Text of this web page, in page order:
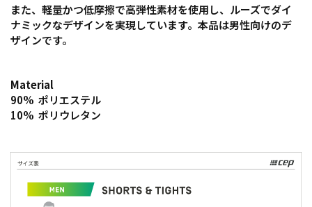
また、軽量かつ低摩擦で高弾性素材を使用し、ルーズでダイ
ナミックなデザインを実現しています。本品は男性向けのデ
ザインです。
Material
90% ポリエステル
10% ポリウレタン